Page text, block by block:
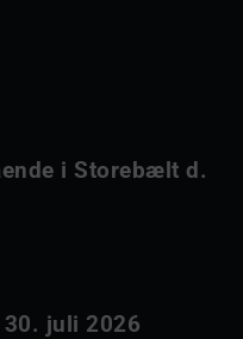
i Storebælt d.
30. juli 2026